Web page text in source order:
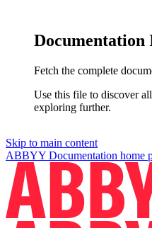
Documentation
Fetch the complete
Use this file to discover
exploring further.
Skip to main content
ABBYY Documentation home